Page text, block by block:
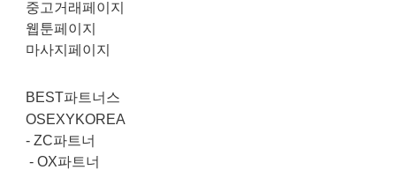
중고거래페이지
웹툰페이지
마사지페이지
BEST파트너스
OSEXYKOREA
-ZC파트너
-OX파트너